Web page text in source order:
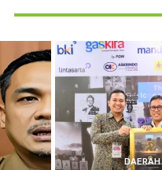
DAERAH